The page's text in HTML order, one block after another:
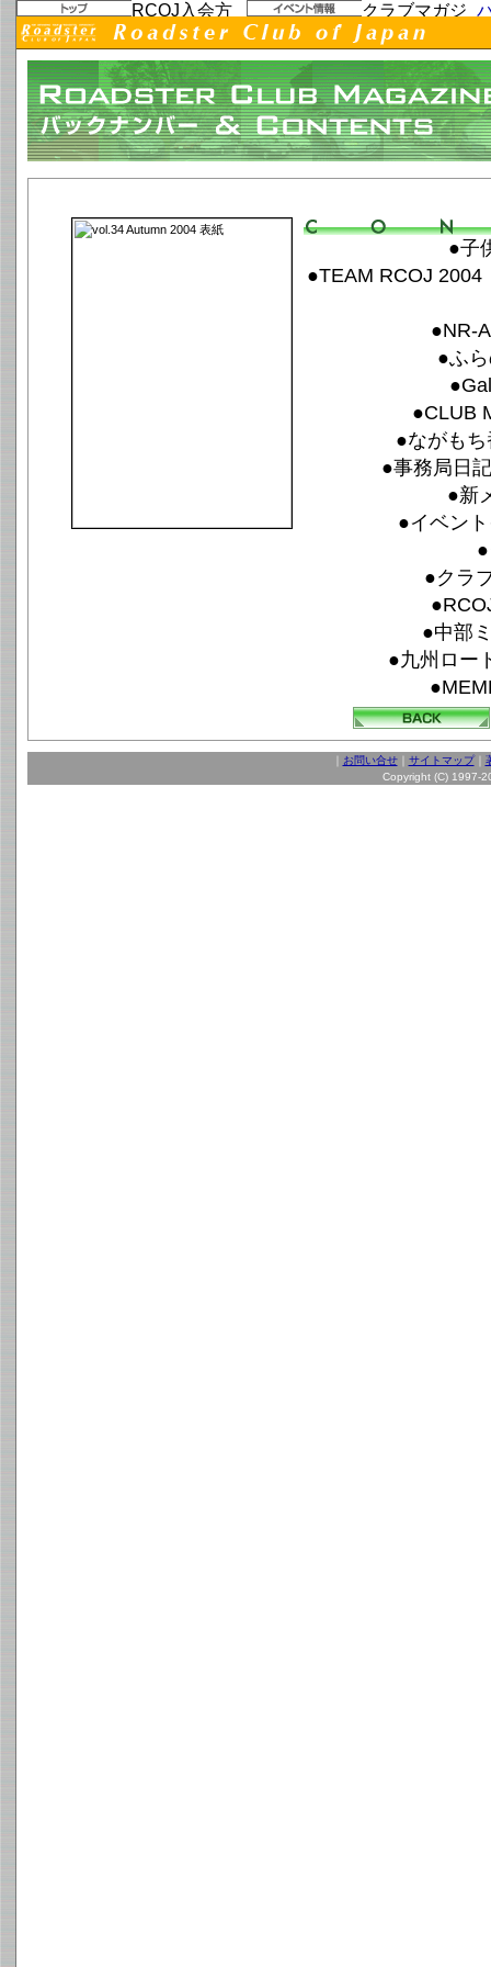
●子
●TEAM RCOJ
●NR-
●ふ
●CLUB
●ながも
●事務局日
●新
●イベン
●クラ
●中部
●九州ロー
お問い合せ｜ サイトマップ｜
Copyright (C) 1997-